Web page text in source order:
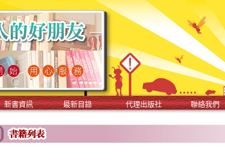
新書資訊 最新目錄 代理出版社 聯絡我們